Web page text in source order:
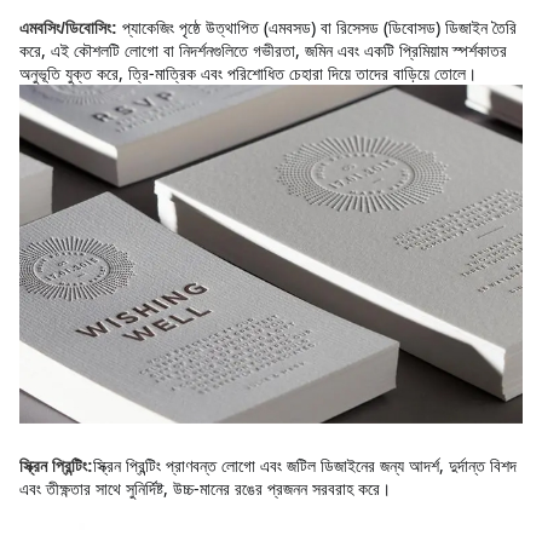
এমবসিং/ডিবোসিং: প্যাকেজিং পৃষ্ঠে উত্থাপিত (এমবসড) বা রিসেসড (ডিবোসড) ডিজাইন তৈরি
করে, এই কৌশলটি লোগো বা নিদর্শনগুলিতে গভীরতা, জমিন এবং একটি প্রিমিয়াম স্পর্শকাতর
অনুভূতি যুক্ত করে, ত্রি-মাত্রিক এবং পরিশোধিত চেহারা দিয়ে তাদের বাড়িয়ে তোলে।
স্ক্রিন প্রিন্টিং:স্ক্রিন প্রিন্টিং প্রাণবন্ত লোগো এবং জটিল ডিজাইনের জন্য আদর্শ, দুর্দান্ত বিশদ
এবং তীক্ষ্ণতার সাথে সুনির্দিষ্ট, উচ্চ-মানের রঙের প্রজনন সরবরাহ করে।